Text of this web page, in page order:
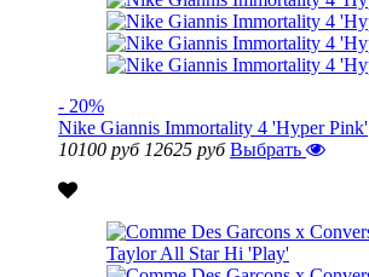
- 20%
Nike Giannis Immortality 4 'Hyper Pink'
10100 руб 12625 руб Выбрать